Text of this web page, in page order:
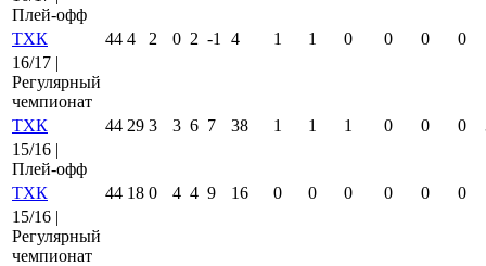
Плей-офф
ТХК
44 4 2 0 2 -1 4 1 1 0 0 0 0
16/17 |
Регулярный
чемпионат
ТХК
44 29 3 3 6 7 38 1 1 1 0 0 0
15/16 |
Плей-офф
ТХК
44 18 0 4 4 9 16 0 0 0 0 0 0
15/16 |
Регулярный
чемпионат